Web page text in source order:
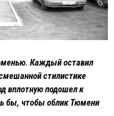
Каждый оставил
стилистике
вплотную подошел к
бы, чтобы облик Тюмени